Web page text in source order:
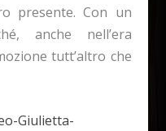
presente. Con un
anche nell’era
tutt’altro che
Giulietta-